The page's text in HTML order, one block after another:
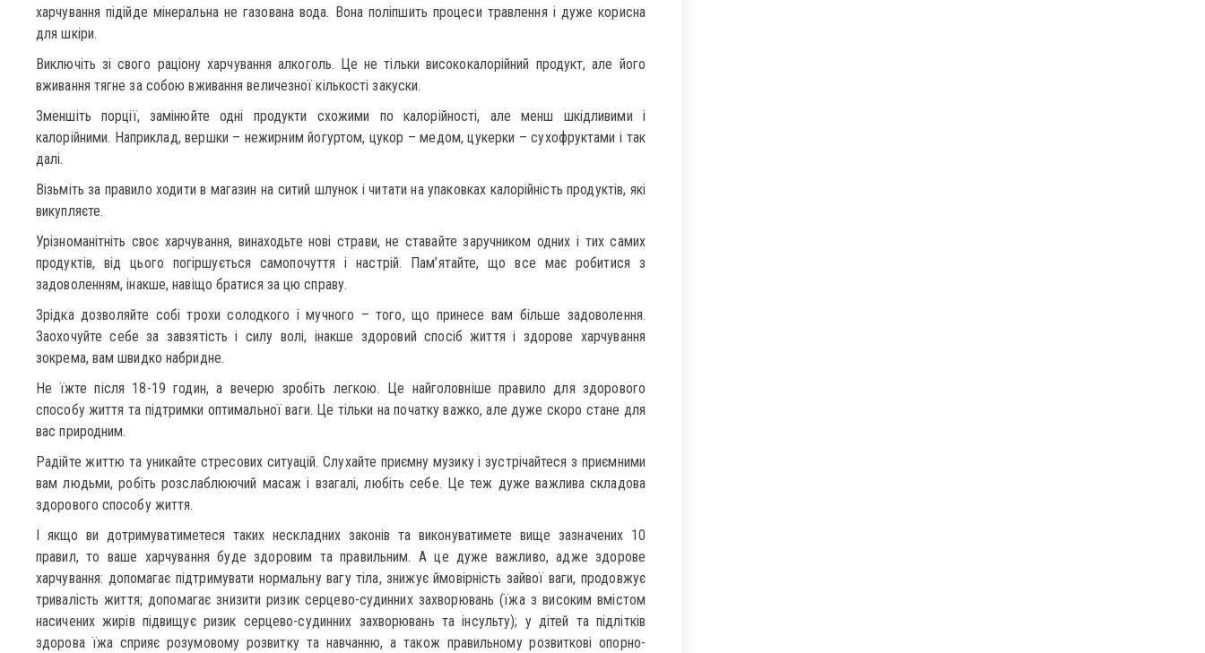
харчування підійде мінеральна не газована вода. Вона поліпшить процеси травлення і дуже корисна
для шкіри.
Виключіть зі свого раціону харчування алкоголь. Це не тільки висококалорійний продукт, але його
вживання тягне за собою вживання величезної кількості закуски.
Зменшіть порції, замінюйте одні продукти схожими по калорійності, але менш шкідливими і
калорійними. Наприклад, вершки – нежирним йогуртом, цукор – медом, цукерки – сухофруктами і так
далі.
Візьміть за правило ходити в магазин на ситий шлунок і читати на упаковках калорійність продуктів, які
викупляєте.
Урізноманітніть своє харчування, винаходьте нові страви, не ставайте заручником одних і тих самих
продуктів, від цього погіршується самопочуття і настрій. Пам’ятайте, що все має робитися з
задоволенням, інакше, навіщо братися за цю справу.
Зрідка дозволяйте собі трохи солодкого і мучного – того, що принесе вам більше задоволення.
Заохочуйте себе за завзятість і силу волі, інакше здоровий спосіб життя і здорове харчування
зокрема, вам швидко набридне.
Не їжте після 18-19 годин, а вечерю зробіть легкою. Це найголовніше правило для здорового
способу життя та підтримки оптимальної ваги. Це тільки на початку важко, але дуже скоро стане для
вас природним.
Радійте життю та уникайте стресових ситуацій. Слухайте приємну музику і зустрічайтеся з приємними
вам людьми, робіть розслаблюючий масаж і взагалі, любіть себе. Це теж дуже важлива складова
здорового способу життя.
І якщо ви дотримуватиметеся таких нескладних законів та виконуватимете вище зазначених 10
правил, то ваше харчування буде здоровим та правильним. А це дуже важливо, адже здорове
харчування: допомагає підтримувати нормальну вагу тіла, знижує ймовірність зайвої ваги, продовжує
тривалість життя; допомагає знизити ризик серцево-судинних захворювань (їжа з високим вмістом
насичених жирів підвищує ризик серцево-судинних захворювань та інсульту); у дітей та підлітків
здорова їжа сприяє розумовому розвитку та навчанню, а також правильному розвиткові опорно-